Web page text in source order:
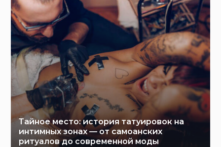
Тайное место: история татуировок на
интимных зонах — от самоанских
ритуалов до современной моды